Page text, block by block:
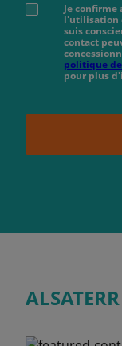
Je confirme
l'utilisation
suis
contact
politique
pour plus
ALSATERR